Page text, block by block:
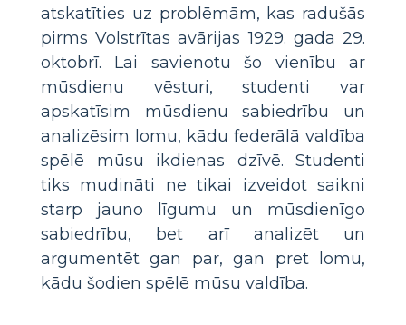
atskatīties uz problēmām, kas radušās
pirms Volstrītas avārijas 1929. gada 29.
oktobrī. Lai savienotu šo vienību ar
mūsdienu vēsturi, studenti var
apskatīsim mūsdienu sabiedrību un
analizēsim lomu, kādu federālā valdība
spēlē mūsu ikdienas dzīvē. Studenti
tiks mudināti ne tikai izveidot saikni
starp jauno līgumu un mūsdienīgo
sabiedrību, bet arī analizēt un
argumentēt gan par, gan pret lomu,
kādu šodien spēlē mūsu valdība.